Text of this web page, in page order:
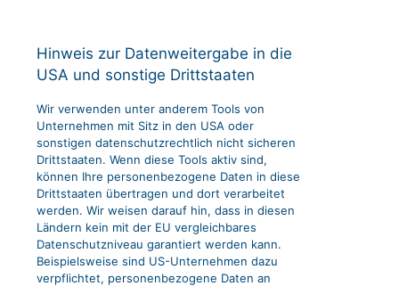
Hinweis zur Datenweitergabe in die
USA und sonstige Drittstaaten
Wir verwenden unter anderem Tools von
Unternehmen mit Sitz in den USA oder
sonstigen datenschutzrechtlich nicht sicheren
Drittstaaten. Wenn diese Tools aktiv sind,
können Ihre personenbezogene Daten in diese
Drittstaaten übertragen und dort verarbeitet
werden. Wir weisen darauf hin, dass in diesen
Ländern kein mit der EU vergleichbares
Datenschutzniveau garantiert werden kann.
Beispielsweise sind US-Unternehmen dazu
verpflichtet, personenbezogene Daten an